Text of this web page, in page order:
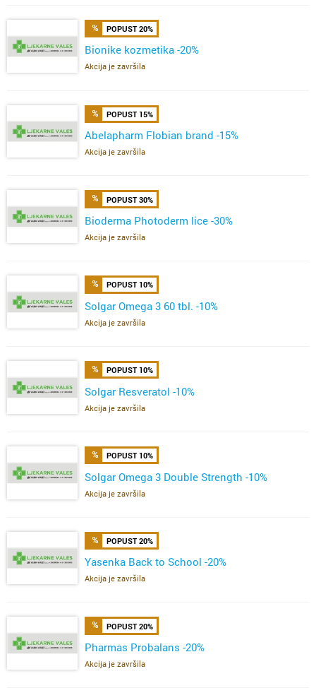
POPUST 20%
Bionike kozmetika -20%
Akcija je završila
POPUST 15%
Abelapharm Flobian brand -15%
Akcija je završila
POPUST 30%
Bioderma Photoderm lice -30%
Akcija je završila
POPUST 10%
Solgar Omega 3 60 tbl. -10%
Akcija je završila
POPUST 10%
Solgar Resveratol -10%
Akcija je završila
POPUST 10%
Solgar Omega 3 Double Strength -10%
Akcija je završila
POPUST 20%
Yasenka Back to School -20%
Akcija je završila
POPUST 20%
Pharmas Probalans -20%
Akcija je završila